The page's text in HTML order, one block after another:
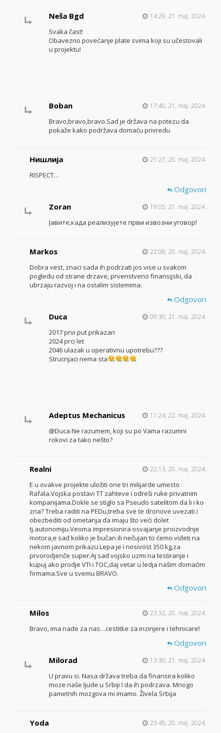
Neša Bgd 14:29, 21. maj. 2024.
Svaka čast!
Obavezno povećanje plate svima koji su učestovali
u projektu!
Boban 17:40, 21. maj. 2024.
Bravo,bravo,bravo.Sad je država na potezu da
pokaže kako podržava domaću privredu
Нишлија 21:27, 20. maj. 2024.
RISPECT…
Odgovori
Zoran
19:05, 21. maj. 2024.
Јавите,када реализујете први извозни уговор!
Markos 22:08, 20. maj. 2024.
Dobra vest, znaci sada ih podrzati jos vise u svakom
pogledu od strane drzave, prvenstveno finansijski, da
ubrzaju razvoj i na ostalim sistemima.
Odgovori
Duca
09:30, 21. maj. 2024.
2017 prvi put prikazan
2024 prci let
2046 ulazak u operativnu upotrebu???
Strucnjaci nema sta
Adeptus Mechanicus 11:24, 22. maj. 2024.
@Duca Ne razumem, koji su po Vama razumni
rokovi za tako nešto?
Realni 22:13, 20. maj. 2024.
E u ovakve projekte uložiti one tri milijarde umesto
Rafala.Vojska postavi TT zahteve i odreši ruke privatnim
kompanijama.Dokle se stiglo sa Pseudo satelitom da li i ko
zna? Treba raditi na PEDu,treba sve te dronove uvezati i
obezbediti od ometanja da imaju što veći dolet
tj.autonomiju.Veoma impresionira osvajanje proizvodnje
motora,e sad koliko je bučan ili nečujan to ćemo videti na
nekom javnom prikazu.Lepa je i nosivost 350 kg,za
prvorodjenče super.Aj sad vojsko uzmi na testiranje i
kupuj ako prodje VTI i TOC,daj vetar u ledja našim domaćim
firmama.Sve u svemu BRAVO.
Odgovori
Milos 23:32, 20. maj. 2024.
Bravo, ima nade za nas…cestitke za inzinjere i tehnicare!
Odgovori
Milorad
13:30, 21. maj. 2024.
U pravu si. Nasa država treba da finansira koliko
moze naše ljude u Srbiji I da ih podrzava. Mnogo
pametnih mozgova mi imamo. Živela Srbija
Yoda 23:45, 20. maj. 2024.